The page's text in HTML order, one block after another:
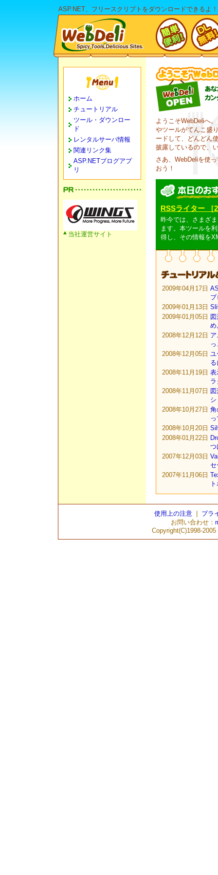
ASP.NET、フリースクリプトをダウンロードできるよ！
ようこそWebDeliへ
やツールがてんこ盛
ードして、どんどん
披露しているので、
さあ、WebDeliを使
おう！
RSSライター ［
昨今では、さまざ
ます。本ツールを
得し、その情報を
2009年04月17日
2009年01月13日
2009年01月05日
め
2008年12月12日
2008年12月05日
2008年11月19日 表
2008年11月07日
2008年10月27日 角
2008年10月20日
2008年01月22日
つ
2007年12月03日
2007年11月06日
ホーム
チュートリアル
ツール・ダウンロー
ド
レンタルサーバ情報
関連リンク集
ASP.NETブログアプ
リ
当社運営サイト
使用上の注意 | プラ
お問い合わせ：
Copyright(C)1998-